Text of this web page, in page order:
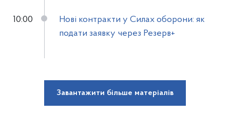
10:00
Нові контракти у Силах оборони: як
подати заявку через Резерв+
Завантажити більше матеріалів